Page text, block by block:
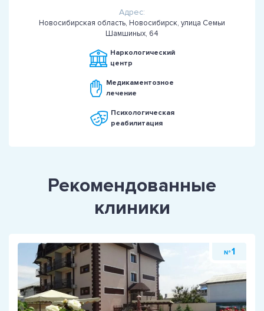
Адрес:
Новосибирская область, Новосибирск, улица Семьи
Шамшиных, 64
Наркологический
центр
Медикаментозное
лечение
Психологическая
реабилитация
Рекомендованные
клиники
№ 1